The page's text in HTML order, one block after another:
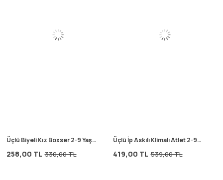
Üçlü Biyeli Kız Boxser 2-9 Yaş
258,00 TL 330,00 TL
Üçlü İp Askılı Klimalı Atlet 2-9
419,00 TL 539,00 TL